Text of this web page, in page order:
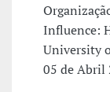
Influence:
University
05 de Abril